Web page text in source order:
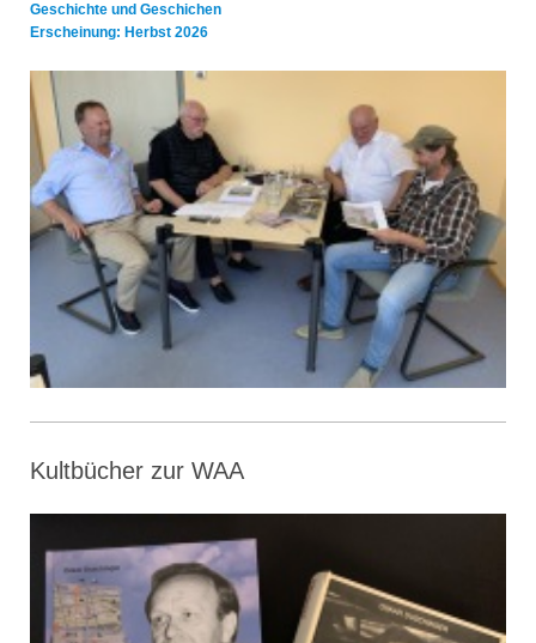
Geschichte und Geschichen
Erscheinung: Herbst 2026
Kultbücher zur WAA